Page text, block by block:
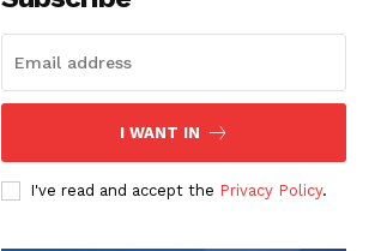
I WANT IN
I've read and accept the Privacy Policy.